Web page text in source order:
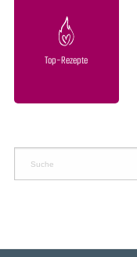
Top-Rezepte